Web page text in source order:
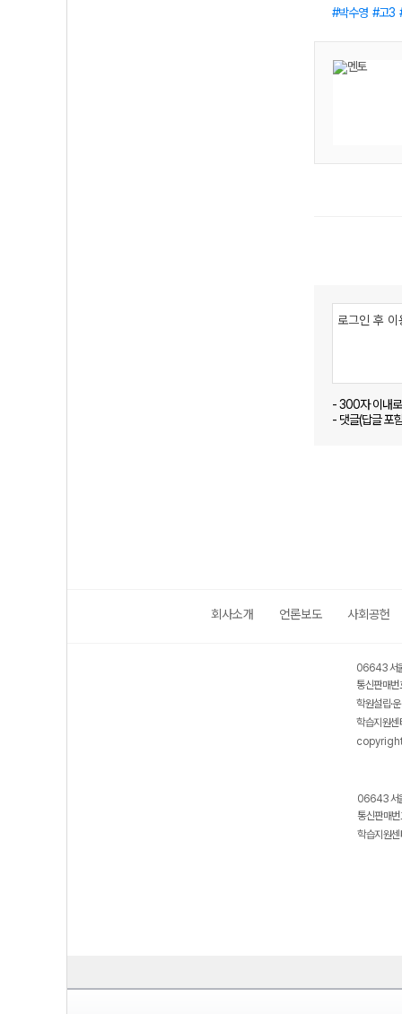
박수영 고3
- 300자 이내
- 댓글(답글 포
회사소개 언론보도 사회공헌
06643 서
통신판매
학원설립·
학습지원
06643 서
통신판매
학습지원